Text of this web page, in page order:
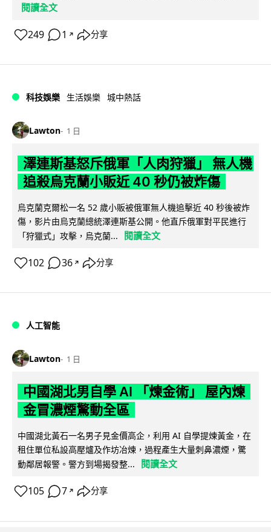
閱讀全文
249 1 ↗ 分享
科技娛樂 生活娛樂 城中熱話
Lawton 1 日
澤連斯基怒斥俄軍「人肉狩獵」 無人機
追殺烏克蘭小販近 40 秒仍被炸傷
烏克蘭克爾松一名 52 歲小販被俄軍無人機追擊近 40 秒後被炸
傷，影片由烏克蘭總統澤連斯基公開。他直斥俄軍對平民進行
「狩獵式」攻擊，烏克蘭...
閱讀全文
102 36 ↗ 分享
人工智能
Lawton 1 日
中國湖北男自學 AI 「煉金術」 屋內煉
金冒濃煙驚動全區
中國湖北黃石一名男子見金價高企，利用 AI 自學提煉黃金，在
租住單位私設高壓爐及作坊冶煉，過程產生大量刺鼻濃煙，驚
動鄰居報警。警方到場揭發整...
閱讀全文
105 7 ↗ 分享